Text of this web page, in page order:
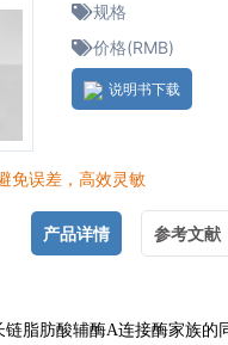
规格
价格(RMB)
说明书下载
免误差，高效灵敏
产品详情
参考文献
脂肪酸辅酶A连接酶家族